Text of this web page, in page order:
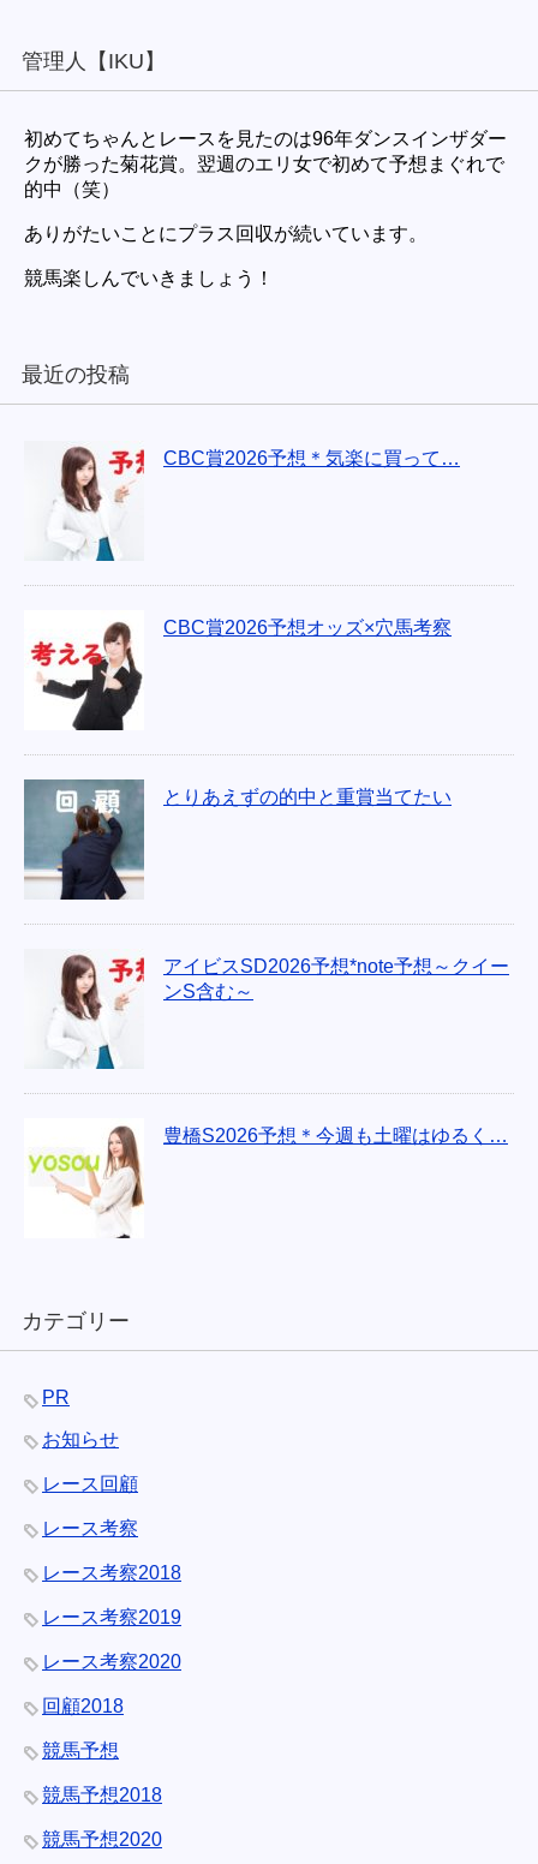
管理人【IKU】
初めてちゃんとレースを見たのは96年ダンスインザダー
クが勝った菊花賞。翌週のエリ女で初めて予想まぐれで
的中（笑）
ありがたいことにプラス回収が続いています。
競馬楽しんでいきましょう！
最近の投稿
CBC賞2026予想＊気楽に買って…
CBC賞2026予想オッズ×穴馬考察
とりあえずの的中と重賞当てたい
アイビスSD2026予想*note予想～クイー
ンS含む～
豊橋S2026予想＊今週も土曜はゆるく…
カテゴリー
PR
お知らせ
レース回顧
レース考察
レース考察2018
レース考察2019
レース考察2020
回顧2018
競馬予想
競馬予想2018
競馬予想2020